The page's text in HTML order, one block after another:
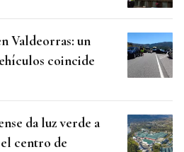
Valdeorras: un
coincide
da luz verde a
centro de